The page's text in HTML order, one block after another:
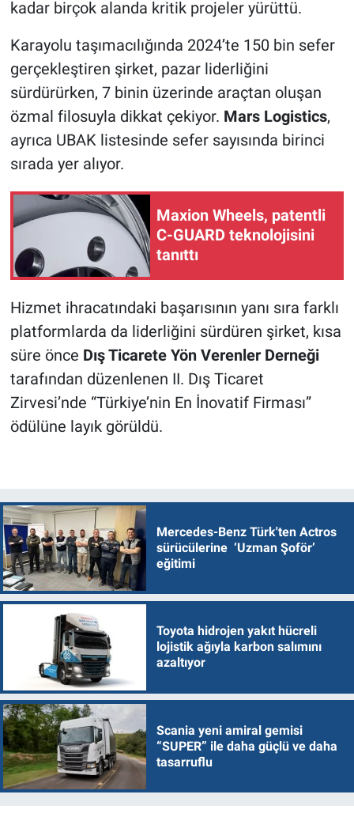
kadar birçok alanda kritik projeler yürüttü.
Karayolu taşımacılığında 2024’te 150 bin sefer
gerçekleştiren şirket, pazar liderliğini
sürdürürken, 7 binin üzerinde araçtan oluşan
özmal filosuyla dikkat çekiyor. Mars Logistics,
ayrıca UBAK listesinde sefer sayısında birinci
sırada yer alıyor.
Maxion Wheels, patentli
C-GUARD teknolojisini
tanıttı
Hizmet ihracatındaki başarısının yanı sıra farklı
platformlarda da liderliğini sürdüren şirket, kısa
süre önce Dış Ticarete Yön Verenler Derneği
tarafından düzenlenen II. Dış Ticaret
Zirvesi’nde “Türkiye’nin En İnovatif Firması”
ödülüne layık görüldü.
Mercedes-Benz Türk'ten Actros
sürücülerine ‘Uzman Şoför’
eğitimi
Toyota hidrojen yakıt hücreli
lojistik ağıyla karbon salımını
azaltıyor
Scania yeni amiral gemisi
“SUPER” ile daha güçlü ve daha
tasarruflu